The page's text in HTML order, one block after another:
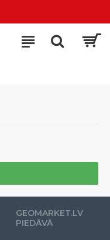
GEOMARKET.LV
PIEDĀVĀ